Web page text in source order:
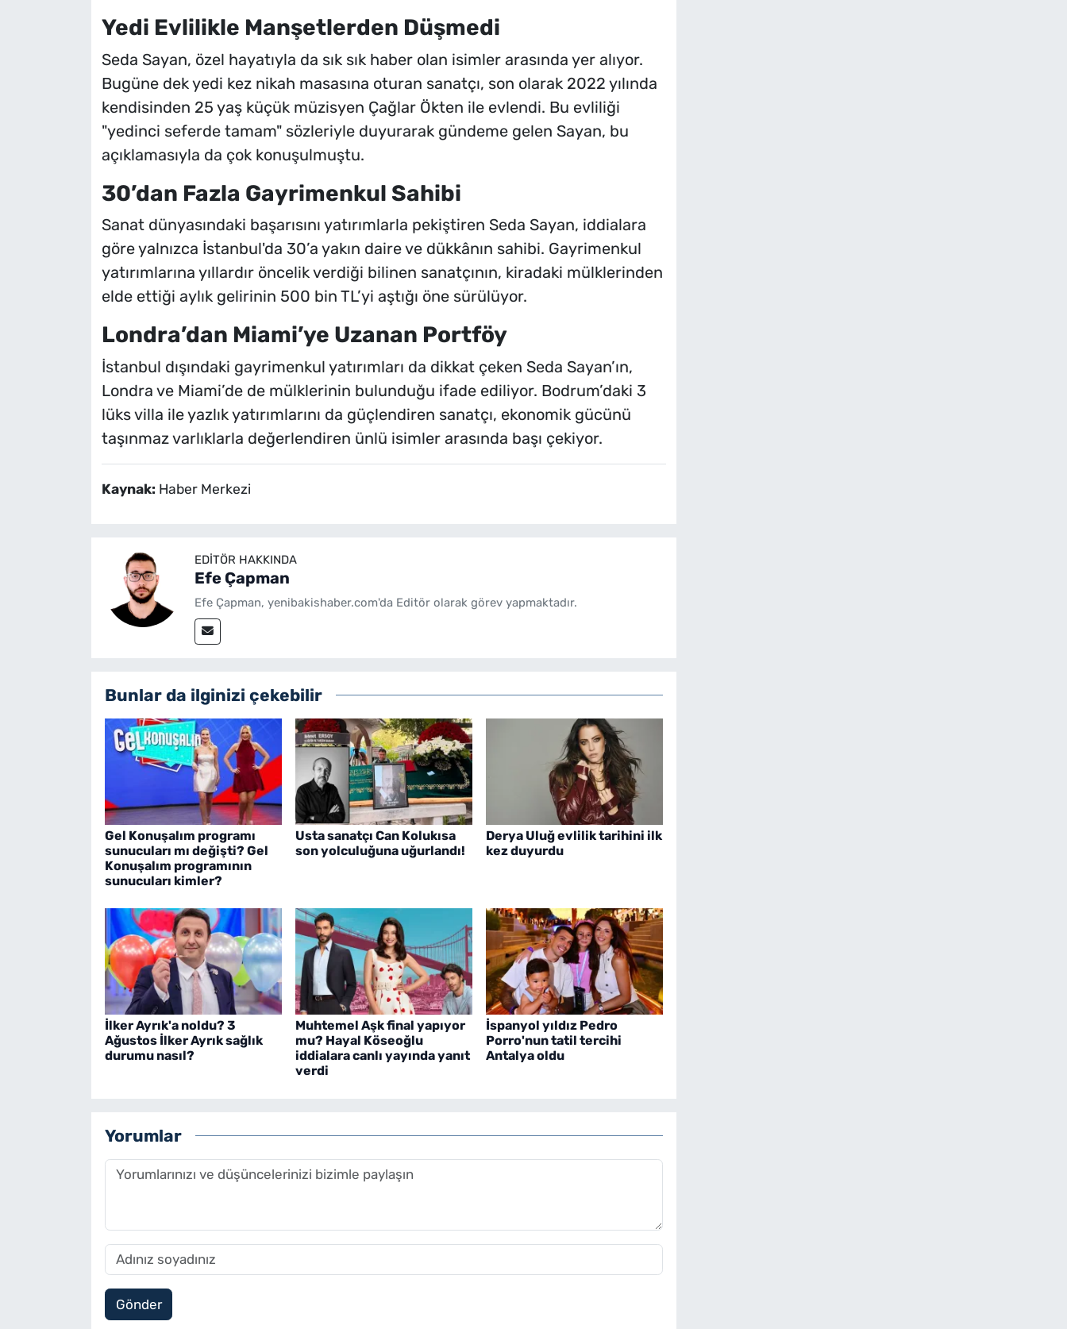
Yedi Evlilikle Manşetlerden Düşmedi
Seda Sayan, özel hayatıyla da sık sık haber olan isimler arasında yer alıyor.
Bugüne dek yedi kez nikah masasına oturan sanatçı, son olarak 2022 yılında
kendisinden 25 yaş küçük müzisyen Çağlar Ökten ile evlendi. Bu evliliği
"yedinci seferde tamam" sözleriyle duyurarak gündeme gelen Sayan, bu
açıklamasıyla da çok konuşulmuştu.
30’dan Fazla Gayrimenkul Sahibi
Sanat dünyasındaki başarısını yatırımlarla pekiştiren Seda Sayan, iddialara
göre yalnızca İstanbul'da 30’a yakın daire ve dükkânın sahibi. Gayrimenkul
yatırımlarına yıllardır öncelik verdiği bilinen sanatçının, kiradaki mülklerinden
elde ettiği aylık gelirinin 500 bin TL’yi aştığı öne sürülüyor.
Londra’dan Miami’ye Uzanan Portföy
İstanbul dışındaki gayrimenkul yatırımları da dikkat çeken Seda Sayan’ın,
Londra ve Miami’de de mülklerinin bulunduğu ifade ediliyor. Bodrum’daki 3
lüks villa ile yazlık yatırımlarını da güçlendiren sanatçı, ekonomik gücünü
taşınmaz varlıklarla değerlendiren ünlü isimler arasında başı çekiyor.
Kaynak: Haber Merkezi
EDITÖR HAKKINDA
Efe Çapman
Efe Çapman, yenibakishaber.com'da Editör olarak görev yapmaktadır.
Bunlar da ilginizi çekebilir
Gel Konuşalım programı
sunucuları mı değişti? Gel
Konuşalım programının
sunucuları kimler?
Usta sanatçı Can Kolukısa
son yolculuğuna uğurlandı!
Derya Uluğ evlilik tarihini ilk
kez duyurdu
İlker Ayrık'a noldu? 3
Ağustos İlker Ayrık sağlık
durumu nasıl?
Muhtemel Aşk final yapıyor
mu? Hayal Köseoğlu
iddialara canlı yayında yanıt
verdi
İspanyol yıldız Pedro
Porro'nun tatil tercihi
Antalya oldu
Yorumlar
Gönder